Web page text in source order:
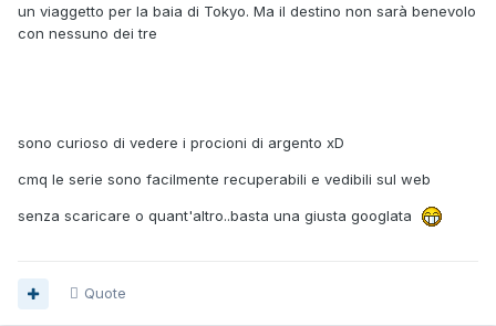
un viaggetto per la baia di Tokyo. Ma il destino non sarà benevolo
con nessuno dei tre
sono curioso di vedere i procioni di argento xD
cmq le serie sono facilmente recuperabili e vedibili sul web
senza scaricare o quant'altro..basta una giusta googlata
Quote